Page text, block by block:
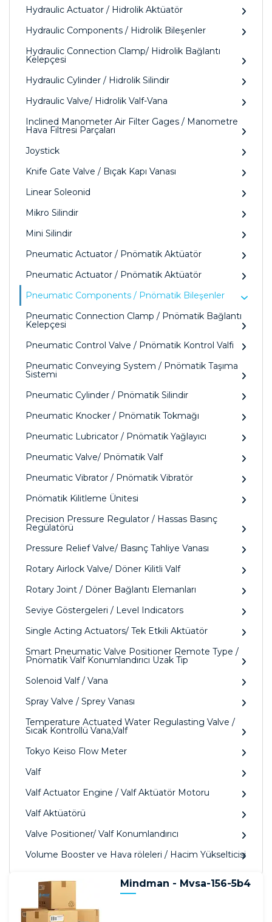
Hydraulic Actuator / Hidrolik Aktüatör
Hydraulic Components / Hidrolik Bileşenler
Hydraulic Connection Clamp/ Hidrolik Bağlantı
Kelepçesi
Hydraulic Cylinder / Hidrolik Silindir
Hydraulic Valve/ Hidrolik Valf-Vana
Inclined Manometer Air Filter Gages / Manometre
Hava Filtresi Parçaları
Joystick
Knife Gate Valve / Bıçak Kapı Vanası
Linear Soleonid
Mikro Silindir
Mini Silindir
Pneumatic Actuator / Pnömatik Aktüatör
Pneumatic Actuator / Pnömatik Aktüatör
Pneumatic Components / Pnömatik Bileşenler
Pneumatic Connection Clamp / Pnömatik Bağlantı
Kelepçesi
Pneumatic Control Valve / Pnömatik Kontrol Valfi
Pneumatic Conveying System / Pnömatik Taşıma
Sistemi
Pneumatic Cylinder / Pnömatik Silindir
Pneumatic Knocker / Pnömatik Tokmağı
Pneumatic Lubricator / Pnömatik Yağlayıcı
Pneumatic Valve/ Pnömatik Valf
Pneumatic Vibrator / Pnömatik Vibratör
Pnömatik Kilitleme Ünitesi
Precision Pressure Regulator / Hassas Basınç
Regülatörü
Pressure Relief Valve/ Basınç Tahliye Vanası
Rotary Airlock Valve/ Döner Kilitli Valf
Rotary Joint / Döner Bağlantı Elemanları
Seviye Göstergeleri / Level Indicators
Single Acting Actuators/ Tek Etkili Aktüatör
Smart Pneumatic Valve Positioner Remote Type /
Pnömatik Valf Konumlandırıcı Uzak Tip
Solenoid Valf / Vana
Spray Valve / Sprey Vanası
Temperature Actuated Water Regulasting Valve /
Sıcak Kontrollü Vana,Valf
Tokyo Keiso Flow Meter
Valf
Valf Actuator Engine / Valf Aktüatör Motoru
Valf Aktüatörü
Valve Positioner/ Valf Konumlandırıcı
Volume Booster ve Hava röleleri / Hacim Yükselticisi
Mindman - Mvsa-156-5b4